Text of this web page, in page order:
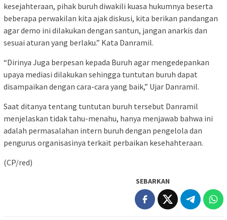
kesejahteraan, pihak buruh diwakili kuasa hukumnya beserta
beberapa perwakilan kita ajak diskusi, kita berikan pandangan
agar demo ini dilakukan dengan santun, jangan anarkis dan
sesuai aturan yang berlaku.” Kata Danramil.
“Dirinya Juga berpesan kepada Buruh agar mengedepankan
upaya mediasi dilakukan sehingga tuntutan buruh dapat
disampaikan dengan cara-cara yang baik,” Ujar Danramil.
Saat ditanya tentang tuntutan buruh tersebut Danramil
menjelaskan tidak tahu-menahu, hanya menjawab bahwa ini
adalah permasalahan intern buruh dengan pengelola dan
pengurus organisasinya terkait perbaikan kesehahteraan.
(CP/red)
SEBARKAN